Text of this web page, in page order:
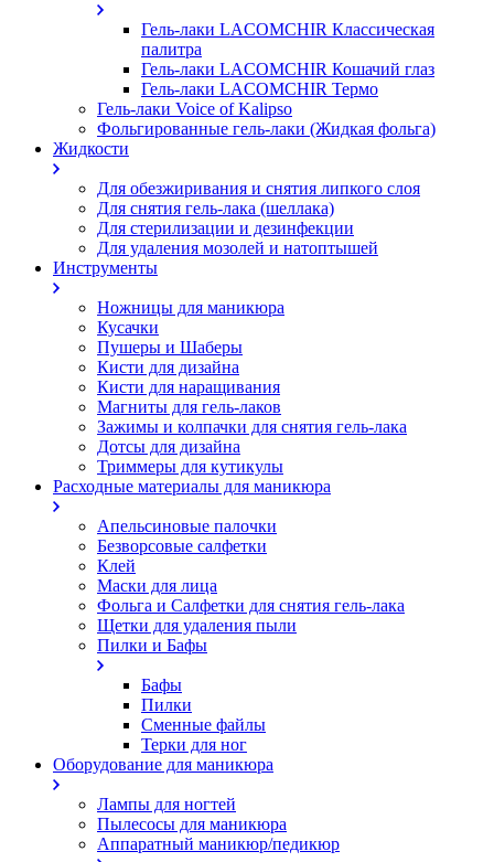
Гель-лаки LACOMCHIR Классическая
палитра
Гель-лаки LACOMCHIR Кошачий глаз
Гель-лаки LACOMCHIR Термо
Гель-лаки Voice of Kalipso
Фольгированные гель-лаки (Жидкая фольга)
Жидкости
Для обезжиривания и снятия липкого слоя
Для снятия гель-лака (шеллака)
Для стерилизации и дезинфекции
Для удаления мозолей и натоптышей
Инструменты
Ножницы для маникюра
Кусачки
Пушеры и Шаберы
Кисти для дизайна
Кисти для наращивания
Магниты для гель-лаков
Зажимы и колпачки для снятия гель-лака
Дотсы для дизайна
Триммеры для кутикулы
Расходные материалы для маникюра
Апельсиновые палочки
Безворсовые салфетки
Клей
Маски для лица
Фольга и Салфетки для снятия гель-лака
Щетки для удаления пыли
Пилки и Бафы
Бафы
Пилки
Сменные файлы
Терки для ног
Оборудование для маникюра
Лампы для ногтей
Пылесосы для маникюра
Аппаратный маникюр/педикюр